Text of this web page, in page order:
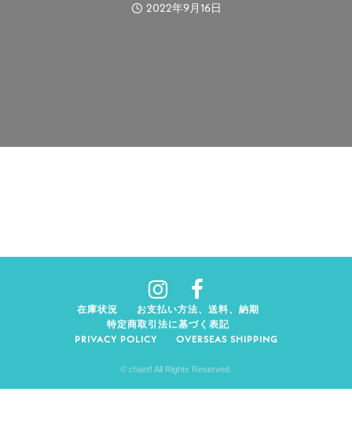
2022年9月16日
在庫状況
お支払い方法、送料、納期
特定商取引法に基づく表記
PRIVACY POLICY
OVERSEAS SHIPPING
© chant! All Rights Reserved.